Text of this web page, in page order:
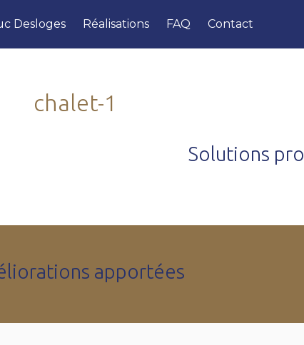
Desloges Réalisations FAQ Contact
chalet-1
Solutions
apportées